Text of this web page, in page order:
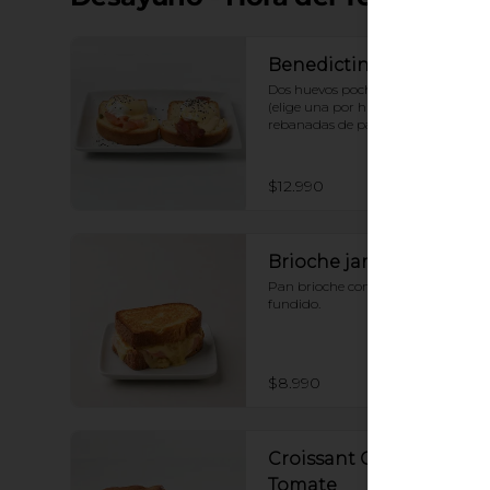
Benedictino
Dos huevos pochados + Proteina
(elige una por huevo)  sobre 2
rebanadas de pan Brioche + Salsa
$12.990
Brioche jamón queso
Pan brioche con jamon y queso
fundido.
$8.990
Croissant Queso
Tomate